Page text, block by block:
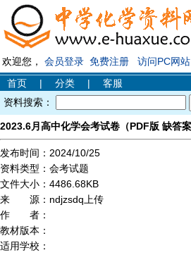
欢迎您， 会员登录 免费注册
访问PC网站
首页
| 分类 |
客服
资料搜索：
2023.6月高中化学会考试卷（PDF版 缺答案
发布时间： 2024/10/25
资料类型： 会考试题
文件大小： 4486.68KB
来 源： ndjzsdq上传
作 者：
教材版本：
适用学校：